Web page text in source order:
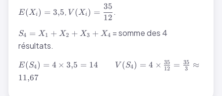
E(X_i)
=
3{,}5
E(Xi) = 3,5, V(X_i) =
\dfrac{35}
{12}
V (Xi) =
12
35
.
S_4
=
X_1
+
X_2
+
S4 = X1 + X2 + X3 + X4 = somme des 4
résultats.
E(S_4) =
4 \times
3{,}5 =
E(S4) = 4 × 3,5 = 14 V (S4) = 4 × 12
35 = 3
35 ≈
11,67